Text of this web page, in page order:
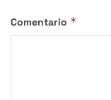
Comentario *